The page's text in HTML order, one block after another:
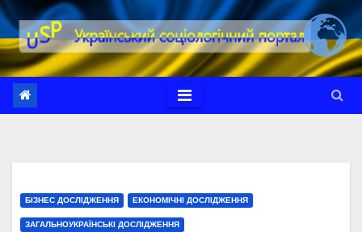
Перейти
до
вмісту
БІЗНЕС ДОСЛІДЖЕННЯ ЕКОНОМІЧНІ ДОСЛІДЖЕННЯ
ЗАГАЛЬНОУКРАЇНСЬКІ ДОСЛІДЖЕННЯ